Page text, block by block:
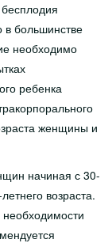
в большинстве
необходимо
ребенка
женщины и
начиная с 30-
возраста.